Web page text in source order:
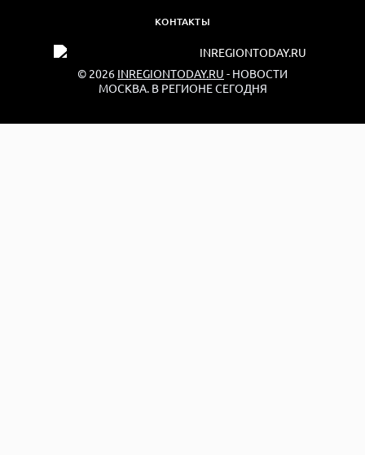
КОНТАКТЫ
© 2026 INREGIONTODAY.RU - НОВОСТИ
МОСКВА. В РЕГИОНЕ СЕГОДНЯ